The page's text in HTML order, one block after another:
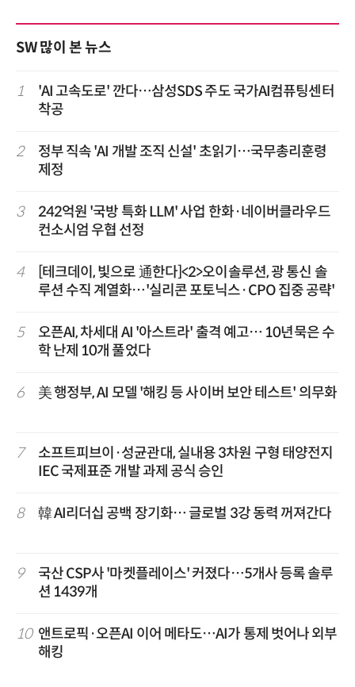
SW 많이 본 뉴스
1
'AI 고속도로' 깐다…삼성SDS 주도 국가AI컴퓨팅센터
착공
2
정부 직속 'AI 개발 조직 신설' 초읽기…국무총리훈령
제정
3
242억원 '국방 특화 LLM' 사업 한화·네이버클라우드
컨소시엄 우협 선정
4
[테크데이, 빛으로 通한다]<2>오이솔루션, 광 통신 솔
루션 수직 계열화…'실리콘 포토닉스·CPO 집중 공략'
5
오픈AI, 차세대 AI '아스트라' 출격 예고… 10년묵은 수
학 난제 10개 풀었다
6 美 행정부, AI 모델 '해킹 등 사이버 보안 테스트' 의무화
7
소프트피브이·성균관대, 실내용 3차원 구형 태양전지
IEC 국제표준 개발 과제 공식 승인
8 韓 AI리더십 공백 장기화… 글로벌 3강 동력 꺼져간다
9
국산 CSP사 '마켓플레이스' 커졌다…5개사 등록 솔루
션 1439개
10 앤트로픽·오픈AI 이어 메타도…AI가 통제 벗어나 외부
해킹